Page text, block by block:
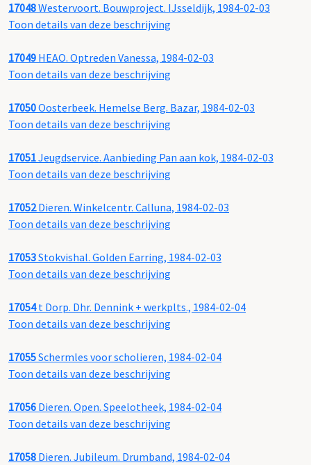
17048Westervoort. Bouwproject. IJsseldijk, 1984-02-03
Toon details van deze beschrijving
17049 HEAO. Optreden Vanessa, 1984-02-03
Toon details van deze beschrijving
17050Oosterbeek. Hemelse Berg. Bazar, 1984-02-03
Toon details van deze beschrijving
17051Jeugdservice. Aanbieding Pan aan kok, 1984-02-03
Toon details van deze beschrijving
17052Dieren. Winkelcentr. Calluna, 1984-02-03
Toon details van deze beschrijving
17053Stokvishal. Golden Earring, 1984-02-03
Toon details van deze beschrijving
17054t Dorp. Dhr. Dennink + werkplts., 1984-02-04
Toon details van deze beschrijving
17055Schermles voor scholieren, 1984-02-04
Toon details van deze beschrijving
17056 Dieren. Open. Speelotheek, 1984-02-04
Toon details van deze beschrijving
17058 Dieren. Jubileum. Drumband, 1984-02-04